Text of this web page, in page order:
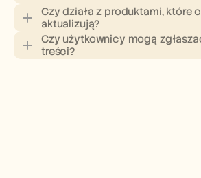
Czy działa z produktami, które
aktualizują?
Czy użytkownicy mogą
treści?